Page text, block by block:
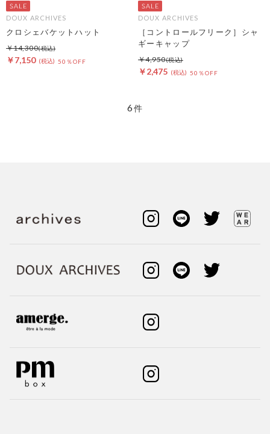
DOUX ARCHIVES
クロシェバケットハット
￥7,150 50％OFF
￥14,300
DOUX ARCHIVES
［コントロールフリーク］シャ
ギーキャップ
￥2,475 50％OFF
￥4,950
6件